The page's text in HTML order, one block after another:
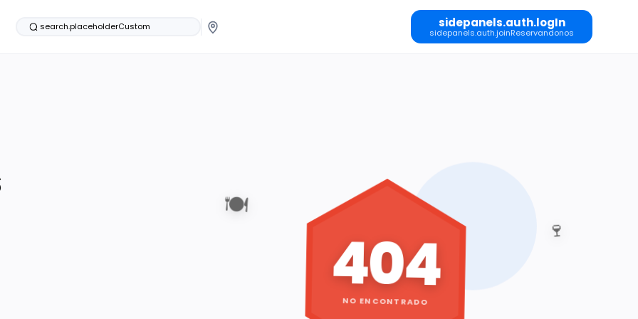
search.placeholderCustom sidepanels.auth.logIn
sidepanels.auth.joinReservandonos
🍽️
🍷
404
NO ENCONTRADO